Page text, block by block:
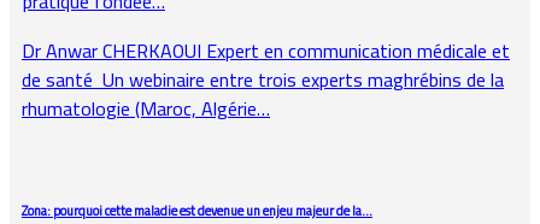
Dr Anwar CHERKAOUI Expert en communication médicale et
de santé Un webinaire entre trois experts maghrébins de la
rhumatologie (Maroc, Algérie…
Zona: pourquoi cette maladie est devenue un enjeu majeur de la…